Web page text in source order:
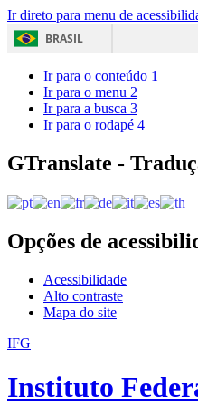
Ir direto para menu de
BRASIL
Ir para o conteúdo 1
Ir para o menu 2
Ir para a busca 3
Ir para o rodapé 4
GTranslate -
Opções de
Acessibilidade
Alto contraste
Mapa do site
IFG
Instituto